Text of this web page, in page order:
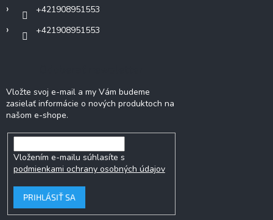
+421908951553
+421908951553
Vložte svoj e-mail a my Vám budeme
zasielať informácie o nových produktoch na
našom e-shope.
Vložením e-mailu súhlasíte s
podmienkami ochrany osobných údajov
PRIHLÁSIŤ SA